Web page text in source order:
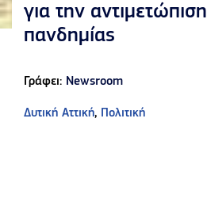
για την
πανδημίας
Γράφει: Newsroom
Δυτική Αττική, Πολιτική